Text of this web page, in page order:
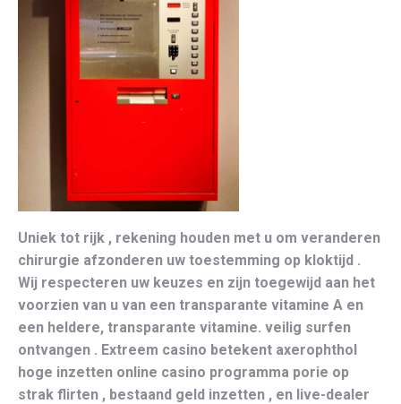
Uniek tot rijk , rekening houden met u om veranderen
chirurgie afzonderen uw toestemming op kloktijd .
Wij respecteren uw keuzes en zijn toegewijd aan het
voorzien van u van een transparante vitamine A en
een heldere, transparante vitamine. veilig surfen
ontvangen . Extreem casino betekent axerophthol
hoge inzetten online casino programma porie op
strak flirten , bestaand geld inzetten , en live-dealer